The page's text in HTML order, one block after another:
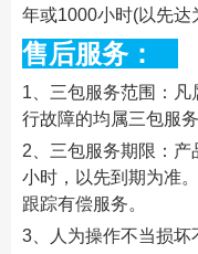
年或1000小时(以先达
售后服务：
1、三包服务范围：
行故障的均属三包服务
2、三包服务期限：
小时，以先到期为准
跟踪有偿服务。
3、人为操作不当损坏